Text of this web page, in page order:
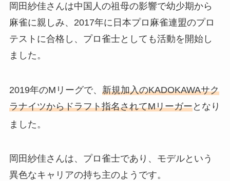
岡田紗佳さんは中国人の祖母の影響で幼少期から
麻雀に親しみ、2017年に日本プロ麻雀連盟のプロ
テストに合格し、プロ雀士としても活動を開始し
ました。
2019年のMリーグで、 新規加入のKADOKAWAサク
ラナイツからドラフト指名されてMリーガーとなり
ました。
岡田紗佳さんは、プロ雀士であり、モデルという
異色なキャリアの持ち主のようです。